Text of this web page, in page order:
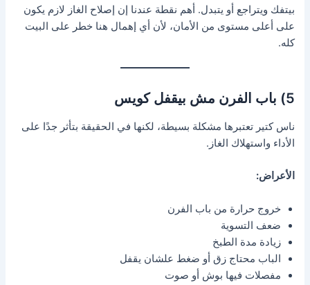
بيتفك ويتراجع أو يتبدل. أهم نقطة عندنا إن إصلاح الغاز لازم يكون
على أعلى مستوى من الأمان، لأن أي إهمال هنا خطر على البيت
كله.
5) باب الفرن مش بيقفل كويس
ناس كتير تعتبرها مشكلة بسيطة، لكنها في الحقيقة بتأثر جدًا على
الأداء واستهلاك الغاز.
الأعراض:
خروج حرارة من باب الفرن
ضعف التسوية
زيادة مدة الطبخ
الباب محتاج زق أو ضغط علشان يقفل
مفصلات فيها بوش أو صوت